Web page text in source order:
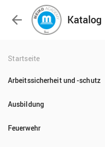
 Katalog
Startseite
Arbeitssicherheit und -schutz
Ausbildung
Feuerwehr